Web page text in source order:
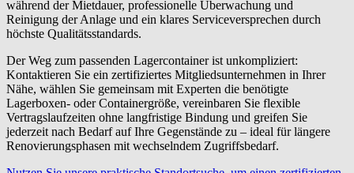
während der Mietdauer, professionelle Überwachung und
Reinigung der Anlage und ein klares Serviceversprechen durch
höchste Qualitätsstandards.
Der Weg zum passenden Lagercontainer ist unkompliziert:
Kontaktieren Sie ein zertifiziertes Mitgliedsunternehmen in Ihrer
Nähe, wählen Sie gemeinsam mit Experten die benötigte
Lagerboxen- oder Containergröße, vereinbaren Sie flexible
Vertragslaufzeiten ohne langfristige Bindung und greifen Sie
jederzeit nach Bedarf auf Ihre Gegenstände zu – ideal für längere
Renovierungsphasen mit wechselndem Zugriffsbedarf.